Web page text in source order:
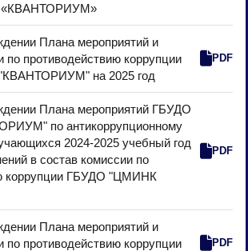
Плана мероприятий и
по противодействию коррупции
на 2025 год
PDF
Плана мероприятий ГБУДО
по антикоррупционному
2024-2025 учебный год
в состав комиссии по
коррупции ГБУДО "ЦМИНК
PDF
Плана мероприятий и
по противодействию коррупции
PDF